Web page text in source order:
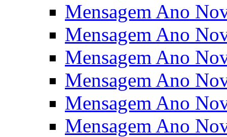
Mensagem Ano
Mensagem Ano
Mensagem Ano
Mensagem Ano
Mensagem Ano
Mensagem Ano